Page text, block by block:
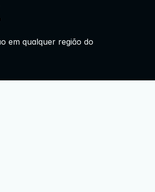
em qualquer região do